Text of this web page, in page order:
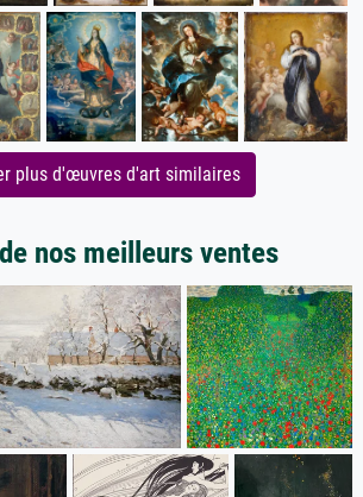
plus d'œuvres d'art similaires
nos meilleurs ventes